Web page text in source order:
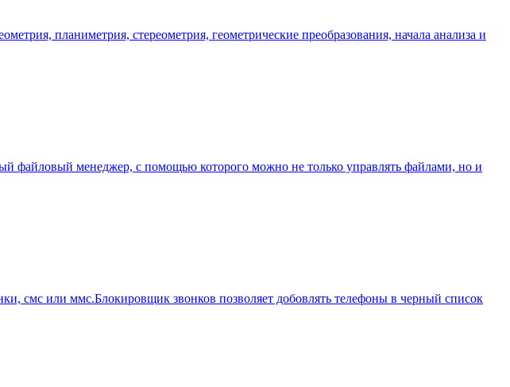
планиметрия, стереометрия, геометрические преобразования, начала анализа и
файловый менеджер, с помощью которого можно не только управлять файлами, но и
смс или ммс.Блокировщик звонков позволяет добовлять телефоны в черный список